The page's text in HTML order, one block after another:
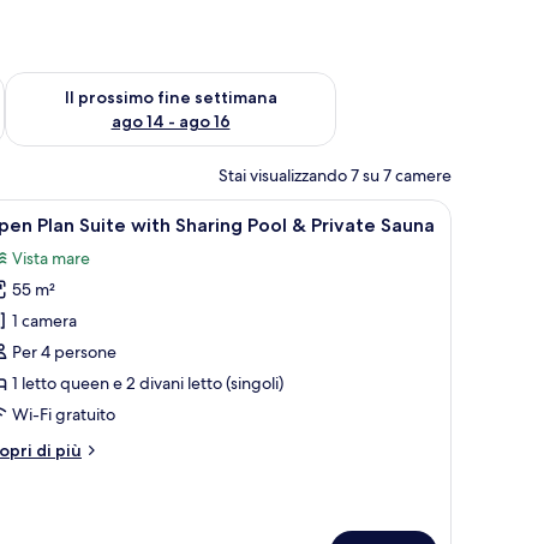
ago 7 - ago 9
Il prossimo fine settimana
ago 14 - ago 16
Verifica la disponibilità per il prossimo fine settimana, ago 14
Stai visualizzando 7 su 7 camere
a parete.
una scrivania con libri, una sedia e vista sul mare.
Zona piscina con una pergola in legno,
4 Plan Suite with Sharing Pool & Private Sauna
Vista mare
55 m²
1 camera
Per 4 persone
1 letto queen e 2 divani letto (singoli)
Wi-Fi gratuito
di più